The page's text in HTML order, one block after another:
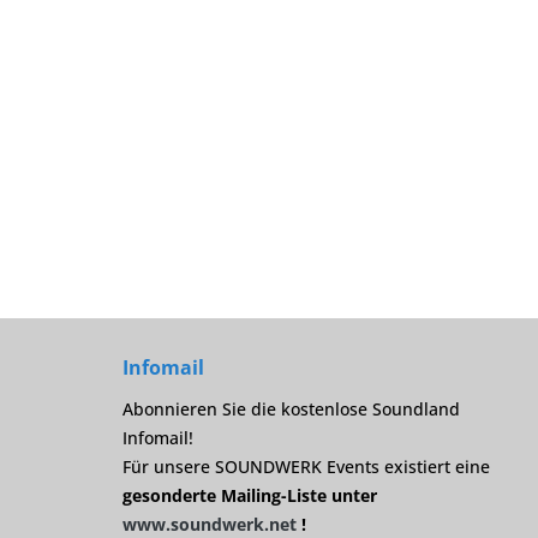
Infomail
Abonnieren Sie die kostenlose Soundland
Infomail!
Für unsere SOUNDWERK Events existiert eine
gesonderte Mailing-Liste unter
www.soundwerk.net !